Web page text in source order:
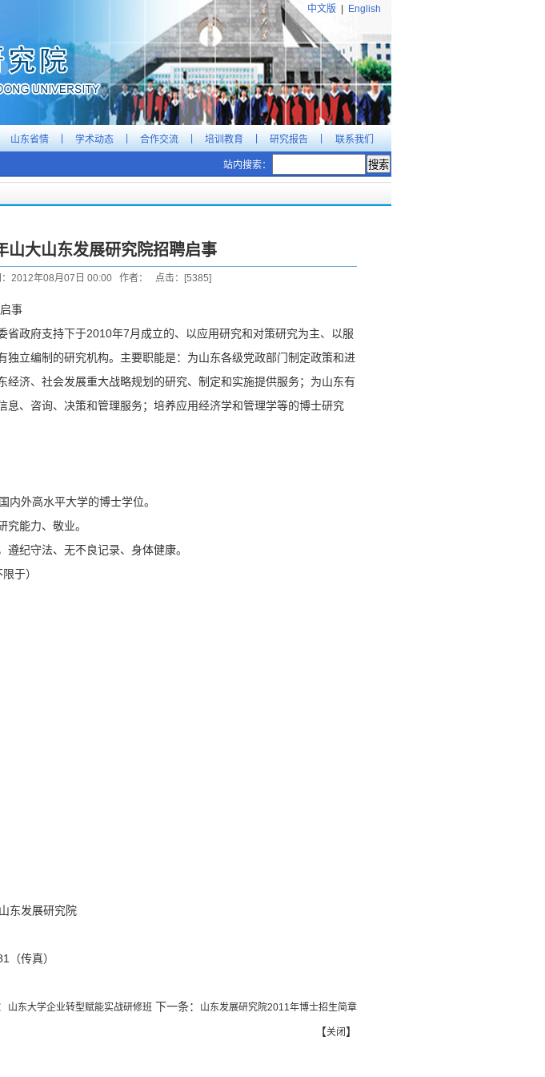
中文版 English
山东省情 学术动态 合作交流 培训教育 研究报告 联系我们
站内搜索：
山大山东发展研究院招聘启事
：2012年08月07日 00:00 作者： 点击：[5385]
事
省政府支持下于2010年7月成立的、以应用研究和对策研究为主、以服
独立编制的研究机构。主要职能是：为山东各级党政部门制定政策和进
经济、社会发展重大战略规划的研究、制定和实施提供服务；为山东有
息、咨询、决策和管理服务；培养应用经济学和管理学等的博士研究
外高水平大学的博士学位。
能力、敬业。
纪守法、无不良记录、身体健康。
于）
东发展研究院
（传真）
山东大学企业转型赋能实战研修班 下一条： 山东发展研究院2011年博士招生简章
【关闭】